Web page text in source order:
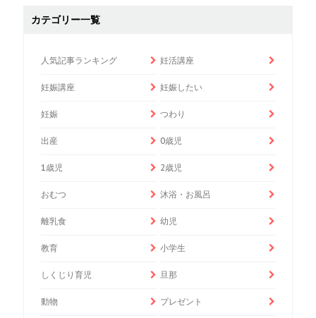
カテゴリー一覧
人気記事ランキング 妊活講座
妊娠講座 妊娠したい
妊娠 つわり
出産 0歳児
1歳児 2歳児
おむつ 沐浴・お風呂
離乳食 幼児
教育 小学生
しくじり育児 旦那
動物 プレゼント